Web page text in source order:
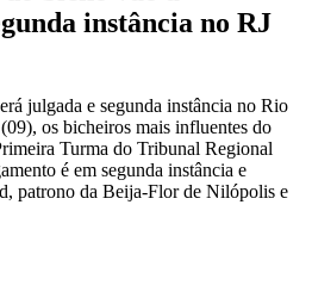
instância no RJ
julgada e segunda instância no Rio
os bicheiros mais influentes do
Turma do Tribunal Regional
é em segunda instância e
patrono da Beija-Flor de Nilópolis e